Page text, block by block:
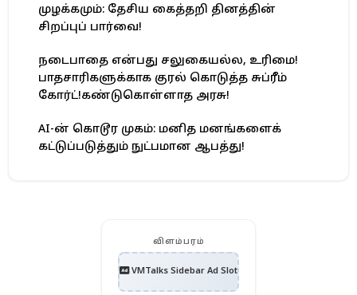
முழக்கமும்: தேசிய கைத்தறி தினத்தின்
சிறப்புப் பார்வை!
நடைபாதை என்பது சலுகையல்ல, உரிமை!
பாதசாரிகளுக்காக குரல் கொடுத்த சுப்ரீம்
கோர்ட்!கண்டுகொள்ளாத அரசு!
AI-ன் கொடூர முகம்: மனித மனங்களைக்
கட்டுப்படுத்தும் நுட்பமான ஆபத்து!
விளம்பரம்
VMTalks Sidebar Ad Slot